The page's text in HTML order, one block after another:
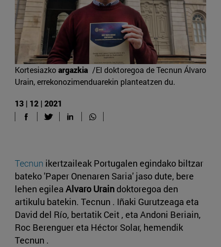
Kortesiazkoargazkia /El doktoregoa de Tecnun Álvaro
Urain, errekonozimenduarekin planteatzen du.
13 | 12 | 2021
Tecnun ikertzaileak Portugalen egindako biltzar
bateko 'Paper Onenaren Saria' jaso dute, bere
lehen egilea Alvaro Urain doktoregoa den
artikulu batekin. Tecnun . Iñaki Gurutzeaga eta
David del Río, bertatik Ceit , eta Andoni Beriain,
Roc Berenguer eta Héctor Solar, hemendik
Tecnun .